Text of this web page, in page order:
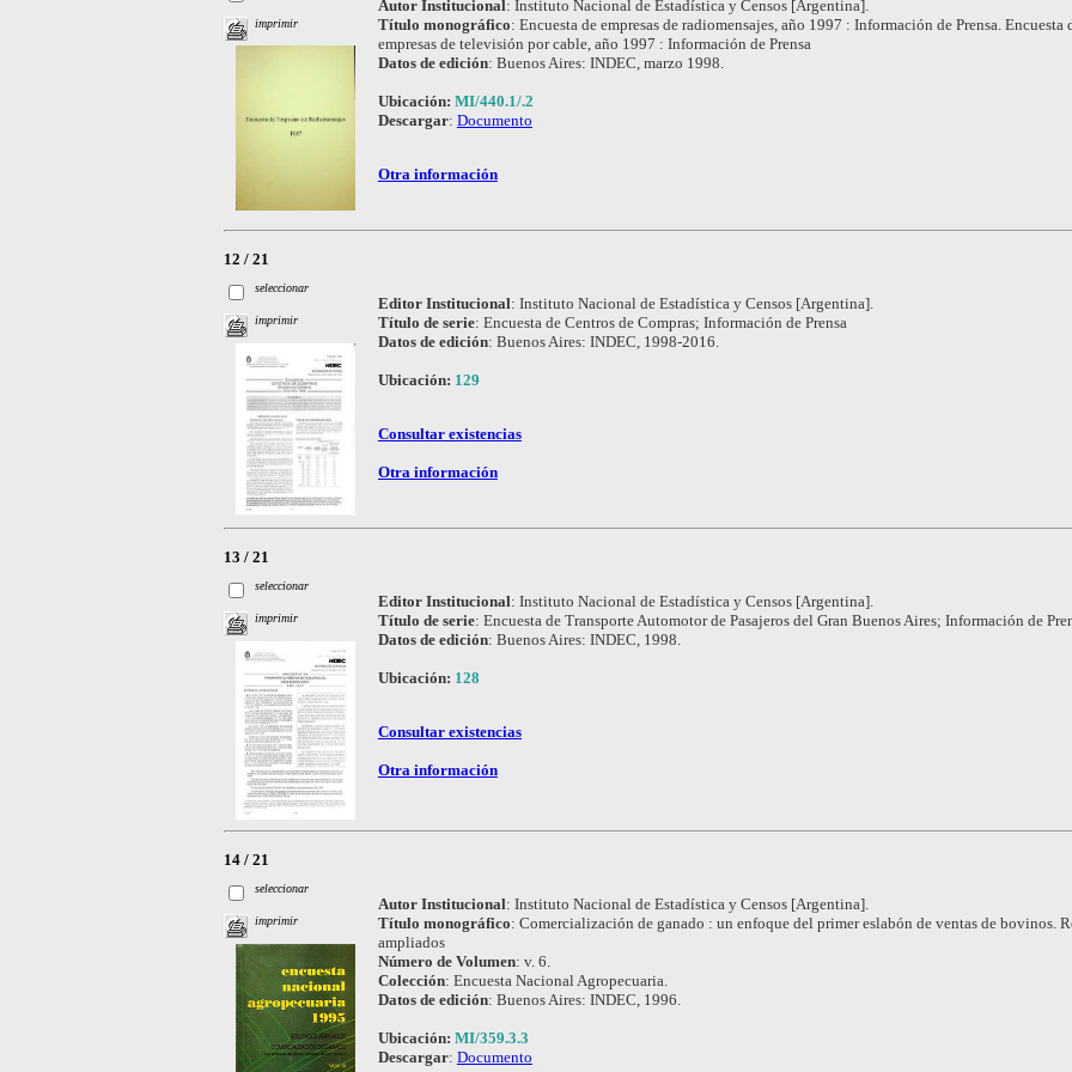
imprimir
Autor Institucional: Instituto Nacional de Estadística y Censos [Argentina].
Título monográfico: Encuesta de empresas de radiomensajes, año 1997 : Información de Prensa. Encuesta
empresas de televisión por cable, año 1997 : Información de Prensa
Datos de edición: Buenos Aires: INDEC, marzo 1998.
Ubicación: MI/440.1/.2
Descargar: Documento
Otra información
12 / 21
seleccionar
imprimir
Editor Institucional: Instituto Nacional de Estadística y Censos [Argentina].
Título de serie: Encuesta de Centros de Compras; Información de Prensa
Datos de edición: Buenos Aires: INDEC, 1998-2016.
Ubicación: 129
Consultar existencias
Otra información
13 / 21
seleccionar
imprimir
Editor Institucional: Instituto Nacional de Estadística y Censos [Argentina].
Título de serie: Encuesta de Transporte Automotor de Pasajeros del Gran Buenos Aires; Información de
Datos de edición: Buenos Aires: INDEC, 1998.
Ubicación: 128
Consultar existencias
Otra información
14 / 21
seleccionar
imprimir
Autor Institucional: Instituto Nacional de Estadística y Censos [Argentina].
Título monográfico: Comercialización de ganado : un enfoque del primer eslabón de ventas de bovinos.
ampliados
Número de Volumen: v. 6.
Colección: Encuesta Nacional Agropecuaria.
Datos de edición: Buenos Aires: INDEC, 1996.
Ubicación: MI/359.3.3
Descargar: Documento